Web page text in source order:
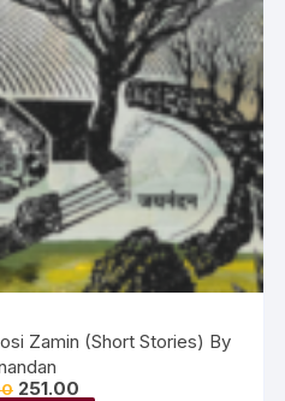
Zamin (Short Stories) By
251.00